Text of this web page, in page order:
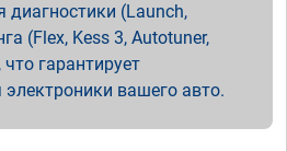
диагностики (Launch,
(Flex, Kess 3, Autotuner,
гарантирует
электроники вашего авто.